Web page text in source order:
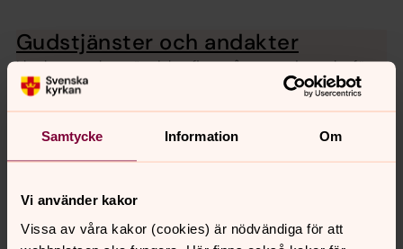
Samtycke Information Om
Vi använder kakor
Vissa av våra kakor (cookies) är nödvändiga för att
Gudstjänster och andakter
I kyrkan samlas människor flera gånger varje vecka för
att fira gudstjänster och andakter tillsammans. Här
hittar du utbudet.
Senast ändrad 24 april 2026
innehåll?